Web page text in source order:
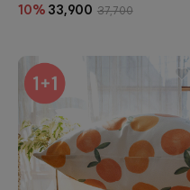
10% 33,900 37,700